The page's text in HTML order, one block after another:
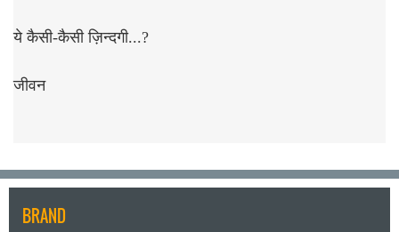
ये कैसी-कैसी ज़िन्दगी...?
जीवन
BRAND